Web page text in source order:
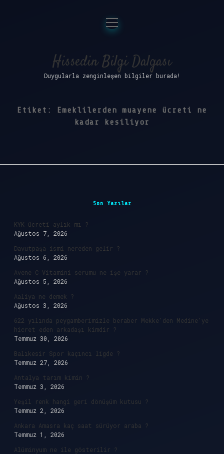
Anasayfa
Gizlilik Politikası
Yasal Uyarı
menüyü
aç
Hissedin Bilgi Dalgası
Duygularla zenginleşen bilgiler burada!
Etiket:
Emeklilerden muayene ücreti ne
kadar kesiliyor
Son Yazılar
KYK ücreti aylık mı ?
Ağustos 7, 2026
Davutpaşa ismi nereden gelir ?
Ağustos 6, 2026
Avene C Vitamini serumu ne işe yarar ?
Ağustos 5, 2026
Aaliya ne demek ?
Ağustos 3, 2026
622 yılında peygamberimizle beraber Mekke’den Medine’ye
hicret eden arkadaşı kimdir ?
Temmuz 30, 2026
Balıkesir Spor kaçıncı ligde ?
Temmuz 27, 2026
Antalya tarım kimin ?
Temmuz 3, 2026
Yeşil renk hangi geri dönüşüm kutusu ?
Temmuz 2, 2026
Ankara Amasra kaç saat sürüyor araba ?
Temmuz 1, 2026
Alüminyum ne ile gösterilir ?